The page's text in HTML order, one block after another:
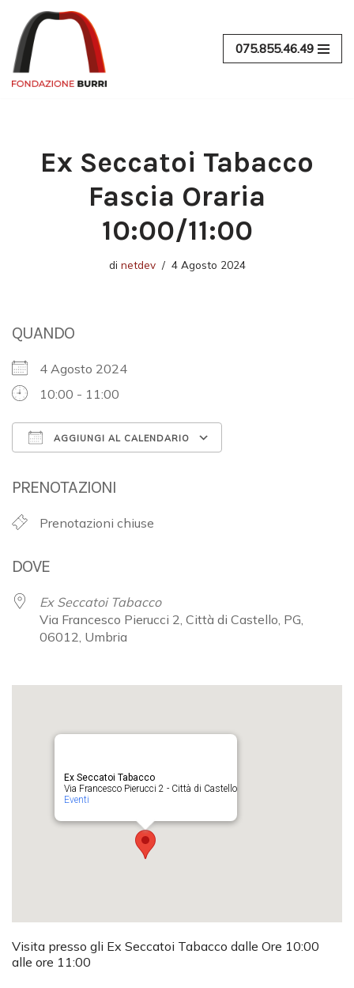
Vai
al
contenuto
075.855.46.49
Ex Seccatoi Tabacco
Fascia Oraria
10:00/11:00
di netdev 4 Agosto 2024
QUANDO
4 Agosto 2024
10:00 - 11:00
AGGIUNGI AL CALENDARIO
PRENOTAZIONI
Prenotazioni chiuse
DOVE
Ex Seccatoi Tabacco
Via Francesco Pierucci 2, Città di Castello, PG,
06012, Umbria
Ex Seccatoi Tabacco
Via Francesco Pierucci 2 - Città di Castello
Eventi
Visita presso gli Ex Seccatoi Tabacco dalle Ore 10:00
alle ore 11:00